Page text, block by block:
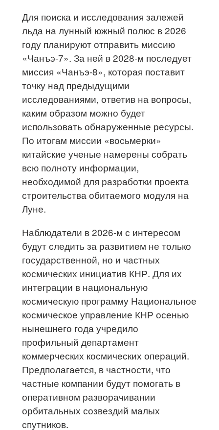
Для поиска и исследования залежей
льда на лунный южный полюс в 2026
году планируют отправить миссию
«Чанъэ-7». За ней в 2028-м последует
миссия «Чанъэ-8», которая поставит
точку над предыдущими
исследованиями, ответив на вопросы,
каким образом можно будет
использовать обнаруженные ресурсы.
По итогам миссии «восьмерки»
китайские ученые намерены собрать
всю полноту информации,
необходимой для разработки проекта
строительства обитаемого модуля на
Луне.
Наблюдатели в 2026-м с интересом
будут следить за развитием не только
государственной, но и частных
космических инициатив КНР. Для их
интеграции в национальную
космическую программу Национальное
космическое управление КНР осенью
нынешнего года учредило
профильный департамент
коммерческих космических операций.
Предполагается, в частности, что
частные компании будут помогать в
оперативном разворачивании
орбитальных созвездий малых
спутников.